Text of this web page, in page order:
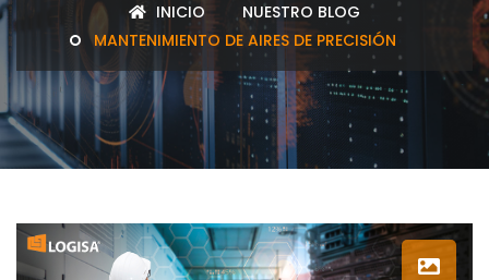
INICIO
NUESTRO BLOG
MANTENIMIENTO DE AIRES DE PRECISIÓN